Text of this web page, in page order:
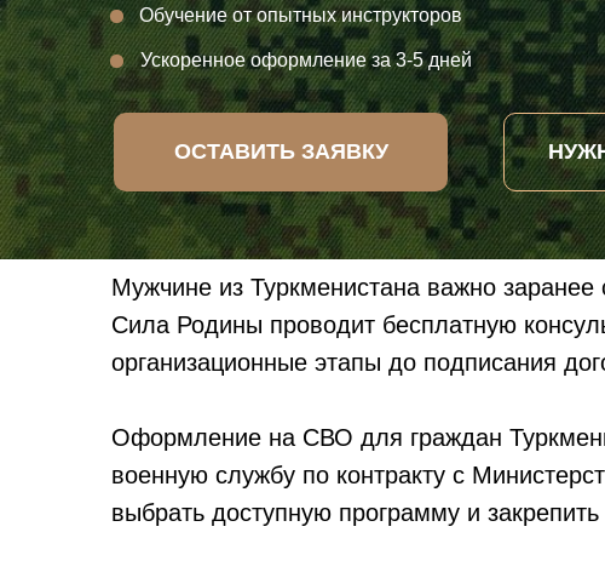
ОСТАВИТЬ ЗАЯВКУ
Обучение от опытных инструкторов
Ускоренное оформление за 3-5 дней
Мужчине из Туркменистана важно
Сила Родины проводит бесплатную
организационные этапы до подписания
Оформление на СВО для граждан
военную службу по контракту с
выбрать доступную программу и